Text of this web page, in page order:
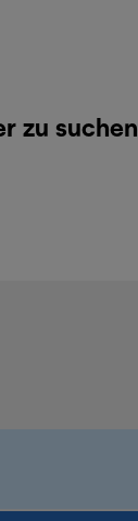
zu suchen